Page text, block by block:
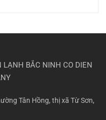
LẠNH BẮC NINH CO DIEN
Tân Hồng, thị xã Từ Sơn,